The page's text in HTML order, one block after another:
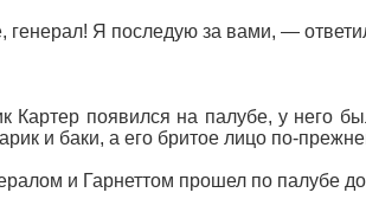
Я последую за вами, —
Картер появился на палубе, у него
и баки, а его бритое лицо по-
и Гарнеттом прошел по палубе